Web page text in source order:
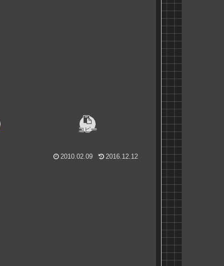
コピー
2010.02.09 2016.12.12